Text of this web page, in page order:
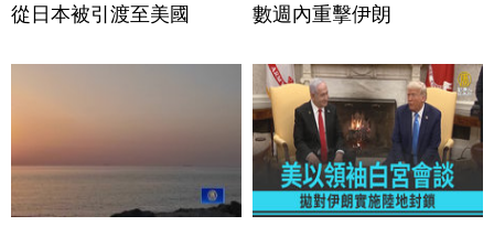
從日本被引渡至美國
數週內重擊伊朗